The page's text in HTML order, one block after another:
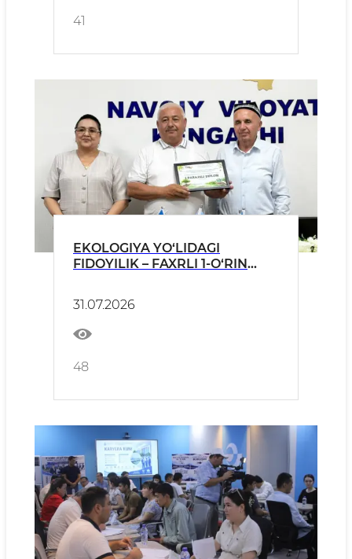
41
EKOLOGIYA YO‘LIDAGI
FIDOYILIK – FAXRLI 1-O‘RIN
31.07.2026
48